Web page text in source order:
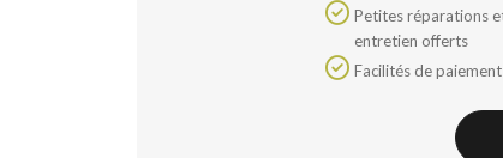
entretien offerts
Facilités de paiement